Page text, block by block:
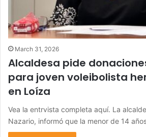
March 31, 2026
Alcaldesa pide
para joven voleibolista
en Loíza
Vea la entrvista completa aquí. La
Nazario, informó que la menor de 14